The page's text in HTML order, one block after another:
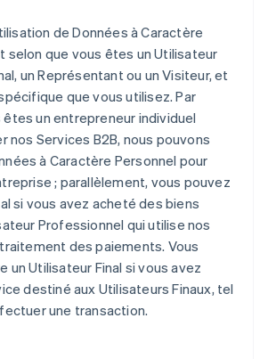
de Données à Caractère
selon que vous êtes un Utilisateur
un Représentant ou un Visiteur, et
que vous utilisez. Par
un entrepreneur individuel
nos Services B2B, nous pouvons
à Caractère Personnel pour
; parallèlement, vous pouvez
si vous avez acheté des biens
Professionnel qui utilise nos
des paiements. Vous
un Utilisateur Final si vous avez
destiné aux Utilisateurs Finaux, tel
une transaction.